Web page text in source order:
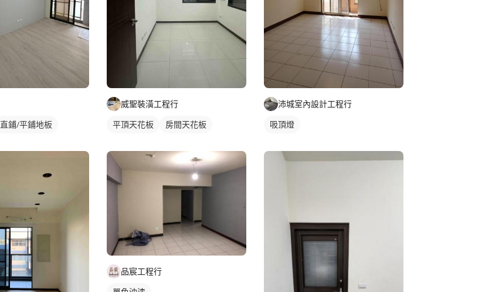
直鋪/平鋪地板
威聖裝潢工程行
平頂天花板 房間天花板
品宸工程行
沛城室內設計工程行
吸頂燈